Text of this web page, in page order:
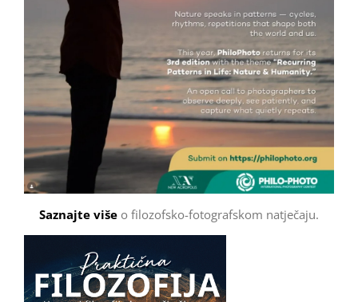
Saznajte više o filozofsko-fotografskom natječaju.